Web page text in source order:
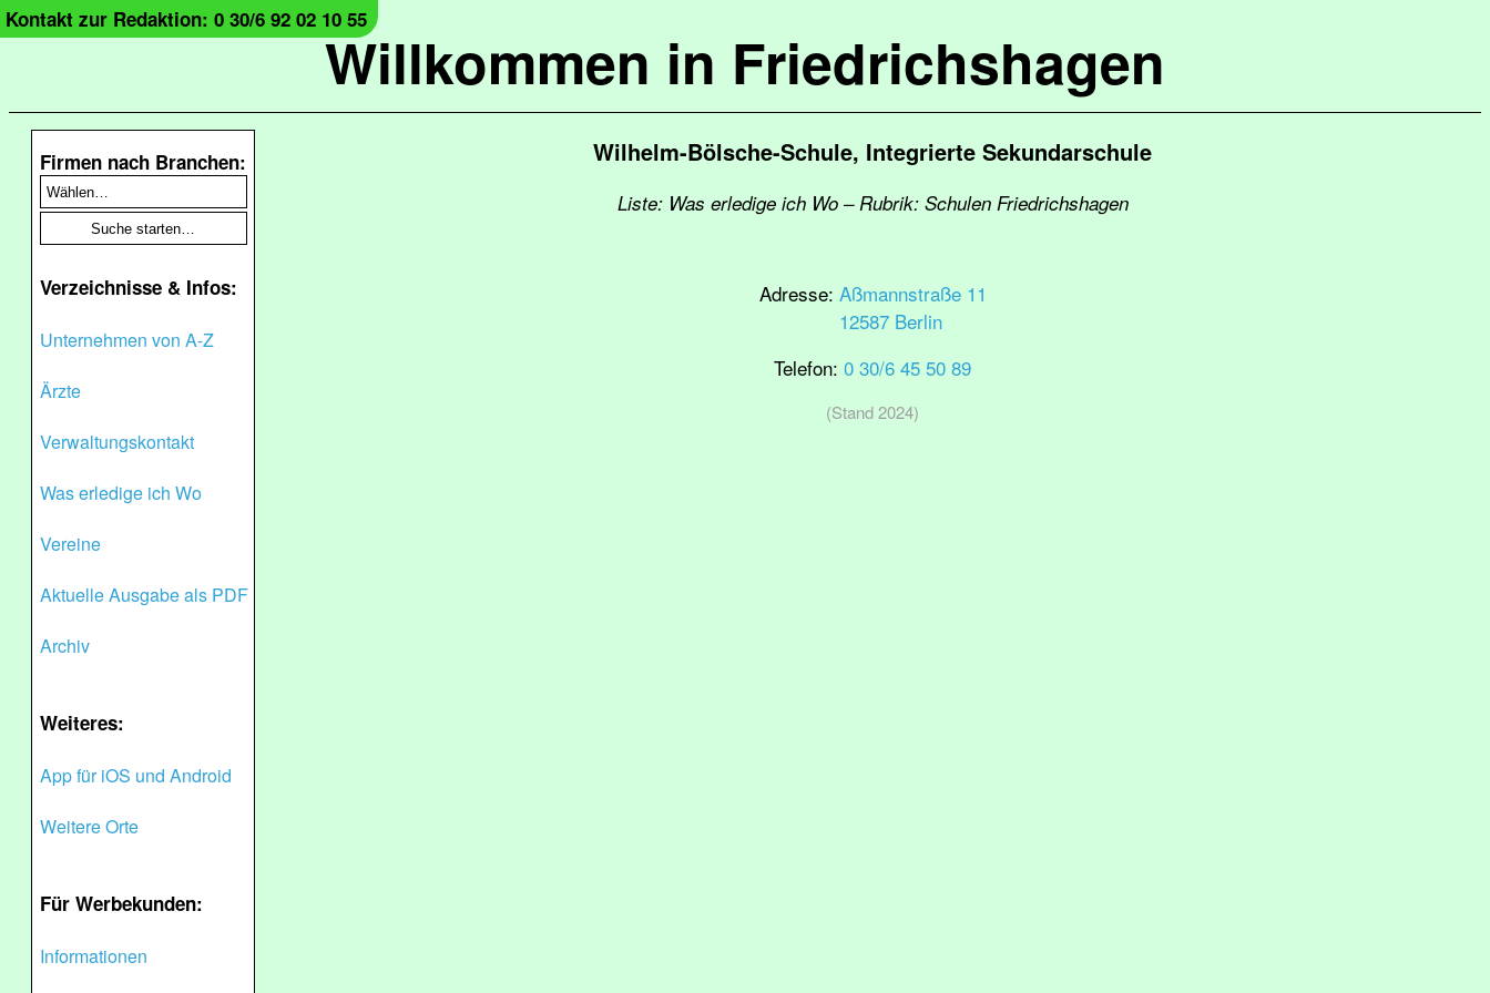
Willkommen in Friedrichshagen
Kontakt zur Redaktion: 0 30/6 92 02 10 55
Firmen nach Branchen:
Verzeichnisse & Infos:
Unternehmen von A-Z
Ärzte
Verwaltungskontakt
Was erledige ich Wo
Vereine
Aktuelle Ausgabe als PDF
Archiv
Weiteres:
App für iOS und Android
Weitere Orte
Für Werbekunden:
Informationen
Wilhelm-Bölsche-Schule, Integrierte Sekundarschule
Liste: Was erledige ich Wo – Rubrik: Schulen Friedrichshagen
Adresse: Aßmannstraße 11
12587 Berlin
Telefon: 0 30/6 45 50 89
(Stand 2024)